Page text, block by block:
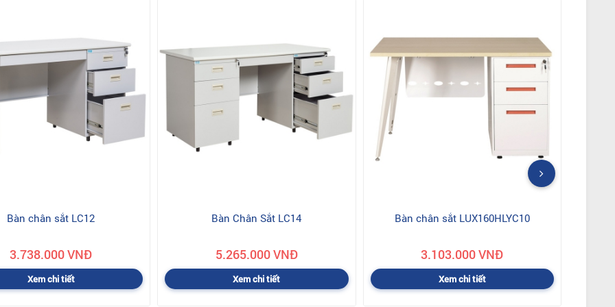
Bàn chân sắt LC12
3.738.000 VNĐ
Xem chi tiết
Bàn Chân Sắt LC14
5.265.000 VNĐ
Xem chi tiết
Bàn chân sắt LUX160HLYC10
3.103.000 VNĐ
Xem chi tiết